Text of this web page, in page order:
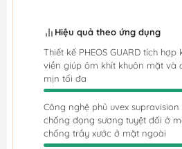
Hiệu quả theo ứng dụng
Thiết kế PHEOS GUARD tích hợp
viền giúp ôm khít khuôn mặt và
mịn tối đa
Công nghệ phủ uvex
chống đọng sương tuyệt đối ở
chống trầy xước ở mặt ngoài